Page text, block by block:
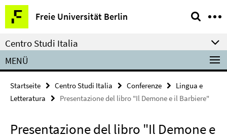
Springe
direkt
zu
Inhalt
Freie Universität Berlin
Service-
Navigation
Centro Studi Italia
MENÜ
Startseite Centro Studi Italia Conferenze
Lingua e
Letteratura
Presentazione del libro "Il Demone e il Barbiere"
Presentazione del libro "Il Demone e